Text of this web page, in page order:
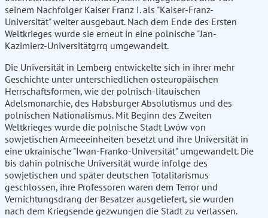
seinem Nachfolger Kaiser Franz I. als "Kaiser-Franz-
Universität" weiter ausgebaut. Nach dem Ende des Ersten
Weltkrieges wurde sie erneut in eine polnische "Jan-
Kazimierz-Universitätgrrq umgewandelt.
Die Universität in Lemberg entwickelte sich in ihrer mehr
Geschichte unter unterschiedlichen osteuropäischen
Herrschaftsformen, wie der polnisch-litauischen
Adelsmonarchie, des Habsburger Absolutismus und des
polnischen Nationalismus. Mit Beginn des Zweiten
Weltkrieges wurde die polnische Stadt Lwów von
sowjetischen Armeeeinheiten besetzt und ihre Universität in
eine ukrainische "Iwan-Franko-Universität" umgewandelt. Die
bis dahin polnische Universität wurde infolge des
sowjetischen und später deutschen Totalitarismus
geschlossen, ihre Professoren waren dem Terror und
Vernichtungsdrang der Besatzer ausgeliefert, sie wurden
nach dem Kriegsende gezwungen die Stadt zu verlassen.